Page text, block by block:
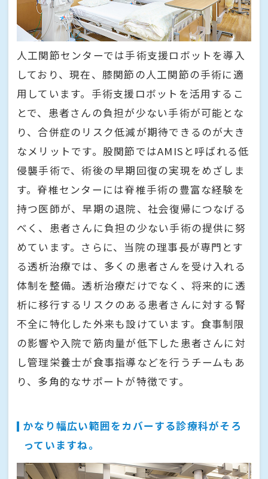
人工関節センターでは手術支援ロボットを導入
しており、現在、膝関節の人工関節の手術に適
用しています。手術支援ロボットを活用するこ
とで、患者さんの負担が少ない手術が可能とな
り、合併症のリスク低減が期待できるのが大き
なメリットです。股関節ではAMISと呼ばれる低
侵襲手術で、術後の早期回復の実現をめざしま
す。脊椎センターには脊椎手術の豊富な経験を
持つ医師が、早期の退院、社会復帰につなげる
べく、患者さんに負担の少ない手術の提供に努
めています。さらに、当院の理事長が専門とす
る透析治療では、多くの患者さんを受け入れる
体制を整備。透析治療だけでなく、将来的に透
析に移行するリスクのある患者さんに対する腎
不全に特化した外来も設けています。食事制限
の影響や入院で筋肉量が低下した患者さんに対
し管理栄養士が食事指導などを行うチームもあ
り、多角的なサポートが特徴です。
かなり幅広い範囲をカバーする診療科がそろ
っていますね。